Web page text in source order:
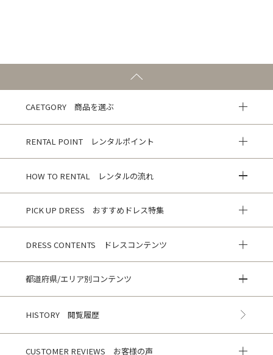
CAETGORY 商品を選ぶ
RENTAL POINT レンタルポイント
HOW TO RENTAL レンタルの流れ
PICK UP DRESS おすすめドレス特集
DRESS CONTENTS ドレスコンテンツ
都道府県/エリア別コンテンツ
HISTORY 閲覧履歴
CUSTOMER REVIEWS お客様の声